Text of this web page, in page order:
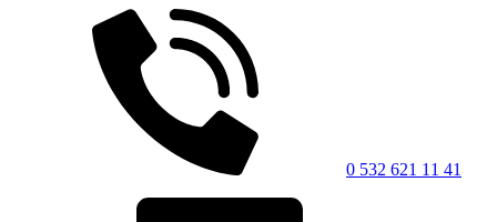
0 532 621 11 41